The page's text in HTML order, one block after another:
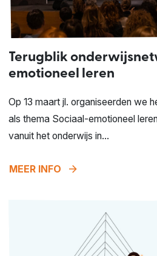
Terugblik
emotioneel leren
Op 13 maart jl. organiseerden we
als thema Sociaal-emotioneel
vanuit het onderwijs in...
MEER INFO arrow_forward